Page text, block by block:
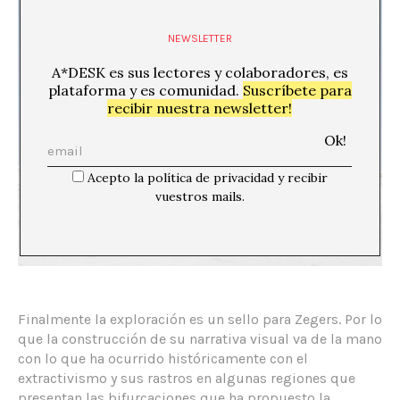
Finalmente la exploración es un sello para Zegers. Por lo
que la construcción de su narrativa visual va de la mano
con lo que ha ocurrido históricamente con el
extractivismo y sus rastros en algunas regiones que
NEWSLETTER
A*DESK es sus lectores y colaboradores, es
plataforma y es comunidad. Suscríbete para
recibir nuestra newsletter!
Acepto la política de privacidad y recibir
vuestros mails.